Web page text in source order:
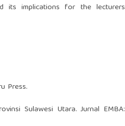
its implications for the lecturers
Press.
Sulawesi Utara. Jurnal EMBA: